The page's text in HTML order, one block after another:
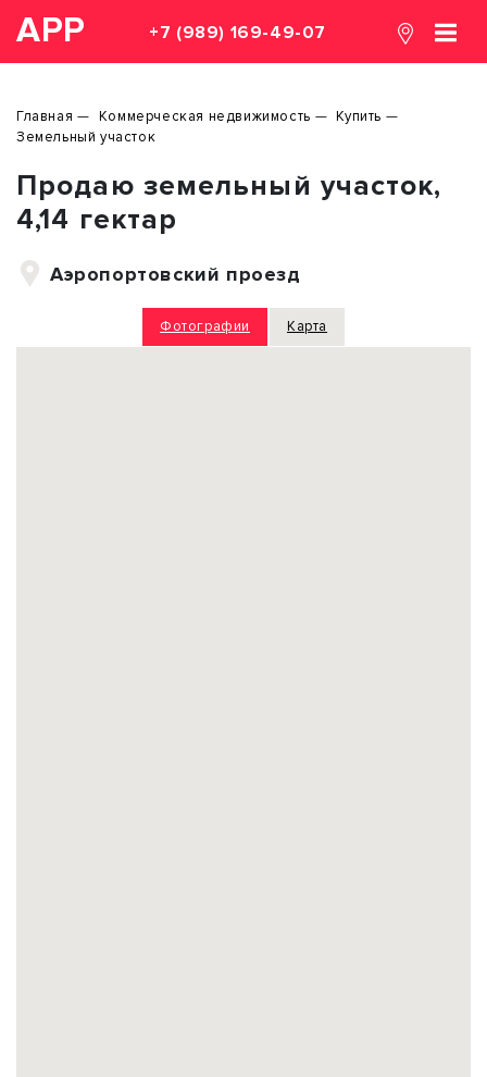
АРР +7 (989) 169-49-07
Главная Коммерческая недвижимость
Купить
Земельный участок
Продаю земельный участок,
4,14 гектар
Аэропортовский проезд
Фотографии Карта